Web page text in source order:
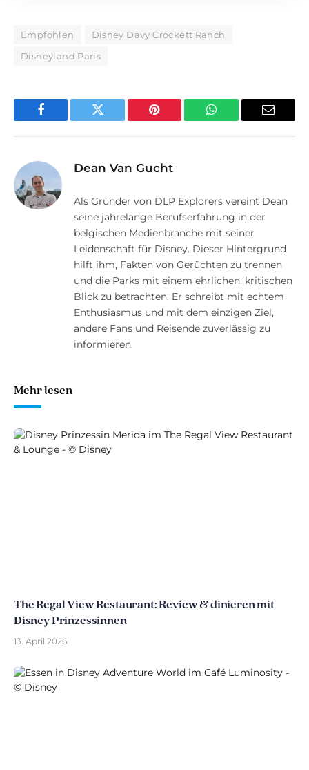
Empfohlen
Disney Davy Crockett Ranch
Disneyland Paris
Facebook Twitter Pinterest WhatsApp E-
Dean Van Gucht
Als Gründer von DLP Explorers vereint Dean
seine jahrelange Berufserfahrung in der
belgischen Medienbranche mit seiner
Leidenschaft für Disney. Dieser Hintergrund
hilft ihm, Fakten von Gerüchten zu trennen
und die Parks mit einem ehrlichen, kritischen
Blick zu betrachten. Er schreibt mit echtem
Enthusiasmus und mit dem einzigen Ziel,
andere Fans und Reisende zuverlässig zu
informieren.
Mehr lesen
The Regal View Restaurant: Review & dinieren mit
Disney Prinzessinnen
13. April 2026